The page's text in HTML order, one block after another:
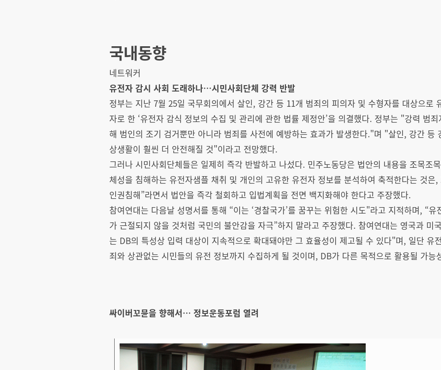
국내동향
네트워커
유전자 감시 사회 도래하나…시민사회단체 강력 반발
정부는 지난 7월 25일 국무회의에서 살인, 강간 등 11개 범죄의 피의자 및 수형자를 대상으로
자로 한 ‘유전자 감식 정보의 수집 및 관리에 관한 법률 제정안’을 의결했다. 정부는 "강력 범
해 범인의 조기 검거뿐만 아니라 범죄를 사전에 예방하는 효과가 발생한다."며 "살인, 강간 등
상생활이 훨씬 더 안전해질 것"이라고 전망했다.
그러나 시민사회단체들은 일제히 즉각 반발하고 나섰다. 민주노동당은 법안의 내용을 조목조
체성을 침해하는 유전자샘플 채취 및 개인의 고유한 유전자 정보를 분석하여 축적한다는 것은
인권침해”라면서 법안을 즉각 철회하고 입법계획을 전면 백지화해야 한다고 주장했다.
참여연대는 다음날 성명서를 통해 “이는 ‘경찰국가’를 꿈꾸는 위험한 시도"라고 지적하며, “
가 근절되지 않을 것처럼 국민의 불안감을 자극”하지 말라고 주장했다. 참여연대는 영국과 미
는 DB의 특성상 입력 대상이 지속적으로 확대돼야만 그 효율성이 제고될 수 있다"며, 일단 유
죄와 상관없는 시민들의 유전 정보까지 수집하게 될 것이며, DB가 다른 목적으로 활용될 가능
싸이버꼬뮨을 향해서… 정보운동포럼 열려